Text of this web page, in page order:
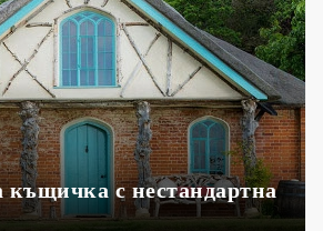
с нестандартна